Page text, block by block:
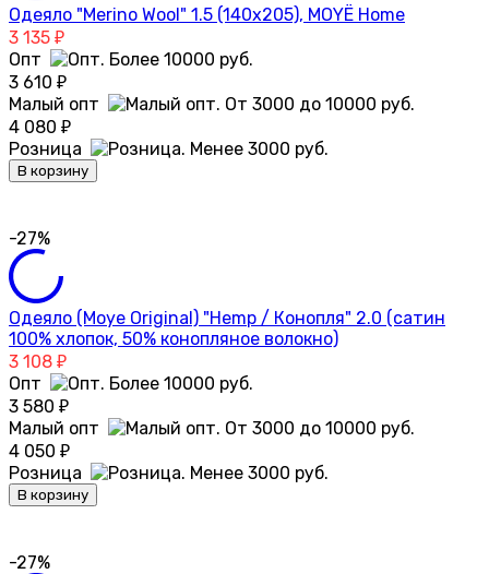
Одеяло "Merino Wool" 1.5 (140х205), MOYЁ Home
3 135 ₽
Опт
3 610 ₽
Малый опт
4 080 ₽
Розница
В корзину
-27%
Одеяло (Moye Original) "Hemp / Конопля" 2.0 (сатин
100% хлопок, 50% конопляное волокно)
3 108 ₽
Опт
3 580 ₽
Малый опт
4 050 ₽
Розница
В корзину
-27%